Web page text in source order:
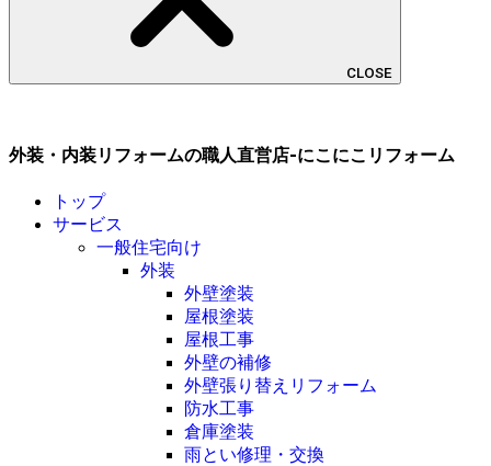
CLOSE
外装・内装リフォームの職人直営店-にこにこリフォーム
トップ
サービス
一般住宅向け
外装
外壁塗装
屋根塗装
屋根工事
外壁の補修
外壁張り替えリフォーム
防水工事
倉庫塗装
雨とい修理・交換